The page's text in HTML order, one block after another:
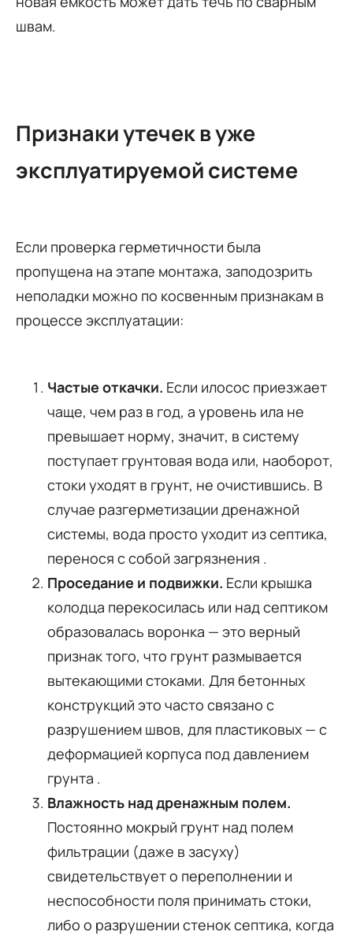
швам.
Признаки утечек в уже
эксплуатируемой системе
Если проверка герметичности была
пропущена на этапе монтажа, заподозрить
неполадки можно по косвенным признакам в
процессе эксплуатации:
Частые откачки. Если илосос приезжает
чаще, чем раз в год, а уровень ила не
превышает норму, значит, в систему
поступает грунтовая вода или, наоборот,
стоки уходят в грунт, не очистившись. В
случае разгерметизации дренажной
системы, вода просто уходит из септика,
перенося с собой загрязнения .
Проседание и подвижки. Если крышка
колодца перекосилась или над септиком
образовалась воронка — это верный
признак того, что грунт размывается
вытекающими стоками. Для бетонных
конструкций это часто связано с
разрушением швов, для пластиковых — с
деформацией корпуса под давлением
грунта .
Влажность над дренажным полем.
Постоянно мокрый грунт над полем
фильтрации (даже в засуху)
свидетельствует о переполнении и
неспособности поля принимать стоки,
либо о разрушении стенок септика, когда